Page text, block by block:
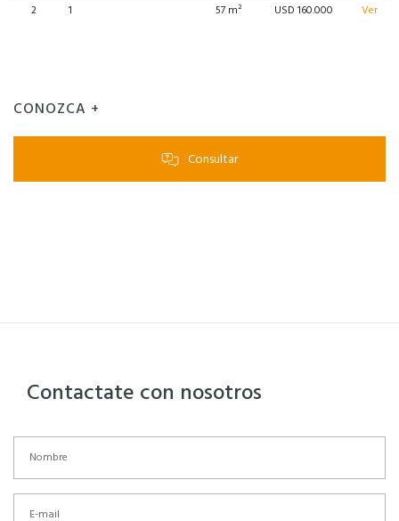
2
1 57 m² USD 160.000 Ver
CONOZCA +
Consultar
Contactate con nosotros